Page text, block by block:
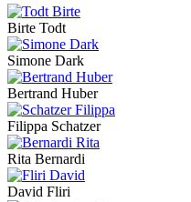
Birte Todt
Simone Dark
Bertrand Huber
Filippa Schatzer
Rita Bernardi
David Fliri